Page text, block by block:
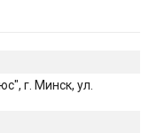
г. Минск, ул.